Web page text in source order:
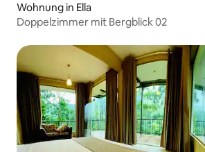
Wohnung in Ella
Doppelzimmer mit Bergblick 02